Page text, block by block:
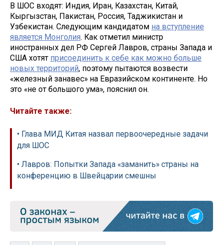
В ШОС входят: Индия, Иран, Казахстан, Китай,
Кыргызстан, Пакистан, Россия, Таджикистан и
Узбекистан. Следующим кандидатом на вступление
является Монголия. Как отметил министр
иностранных дел РФ Сергей Лавров, страны Запада и
США хотят присоединить к себе как можно больше
новых территорий, поэтому пытаются возвести
«железный занавес» на Евразийском континенте. Но
это «не от большого ума», пояснил он.
Читайте также:
• Глава МИД Китая назвал первоочередные задачи
для ШОС
• Лавров: Попытки Запада «заманить» страны на
конференцию в Швейцарии смешны